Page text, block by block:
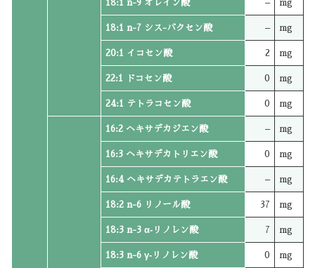
18:1 n-9 オレイン酸 – mg
18:1 n-7 シス-バクセン酸 – mg
20:1 イコセン酸 2 mg
22:1 ドコセン酸 0 mg
24:1 テトラコセン酸 0 mg
16:2 ヘキサデカジエン酸 – mg
16:3 ヘキサデカトリエン酸 0 mg
16:4 ヘキサデカテトラエン酸 – mg
18:2 n-6 リノール酸 37 mg
18:3 n-3 α‐リノレン酸 7 mg
18:3 n-6 γ‐リノレン酸 0 mg